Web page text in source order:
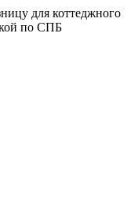
для коттеджного
по СПБ